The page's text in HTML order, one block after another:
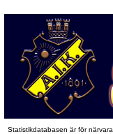
Statistikdatabasen är för